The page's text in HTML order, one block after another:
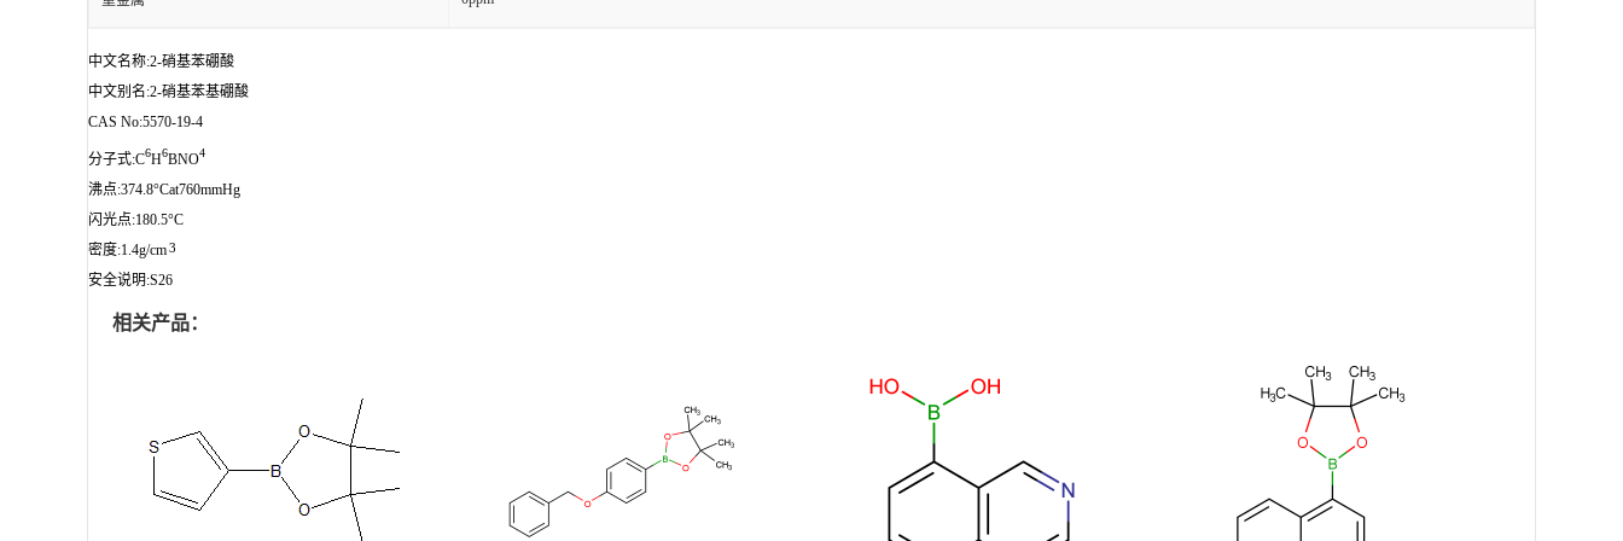
中文名称:2-硝基苯硼酸
中文别名:2-硝基苯基硼酸
CAS No:5570-19-4
分子式:C6H6BNO4
沸点:374.8°Cat760mmHg
闪光点:180.5°C
密度:1.4g/cm3
安全说明:S26
相关产品：